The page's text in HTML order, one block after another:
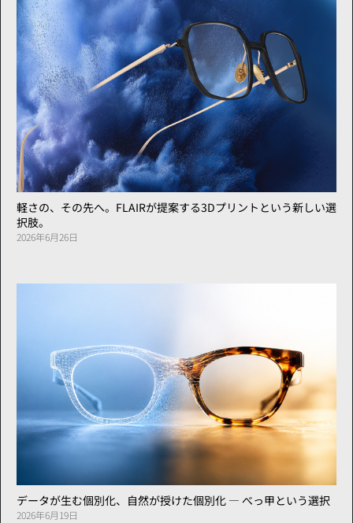
軽さの、その先へ。FLAIRが提案する3Dプリントという新しい選
択肢。
2026年6月26日
データが生む個別化、自然が授けた個別化 ― べっ甲という選択
2026年6月19日